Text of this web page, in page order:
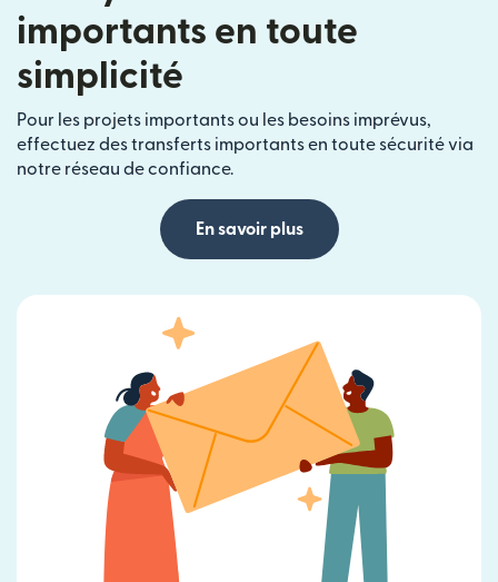
importants en toute
simplicité
Pour les projets importants ou les besoins imprévus,
effectuez des transferts importants en toute sécurité via
notre réseau de confiance.
En savoir plus